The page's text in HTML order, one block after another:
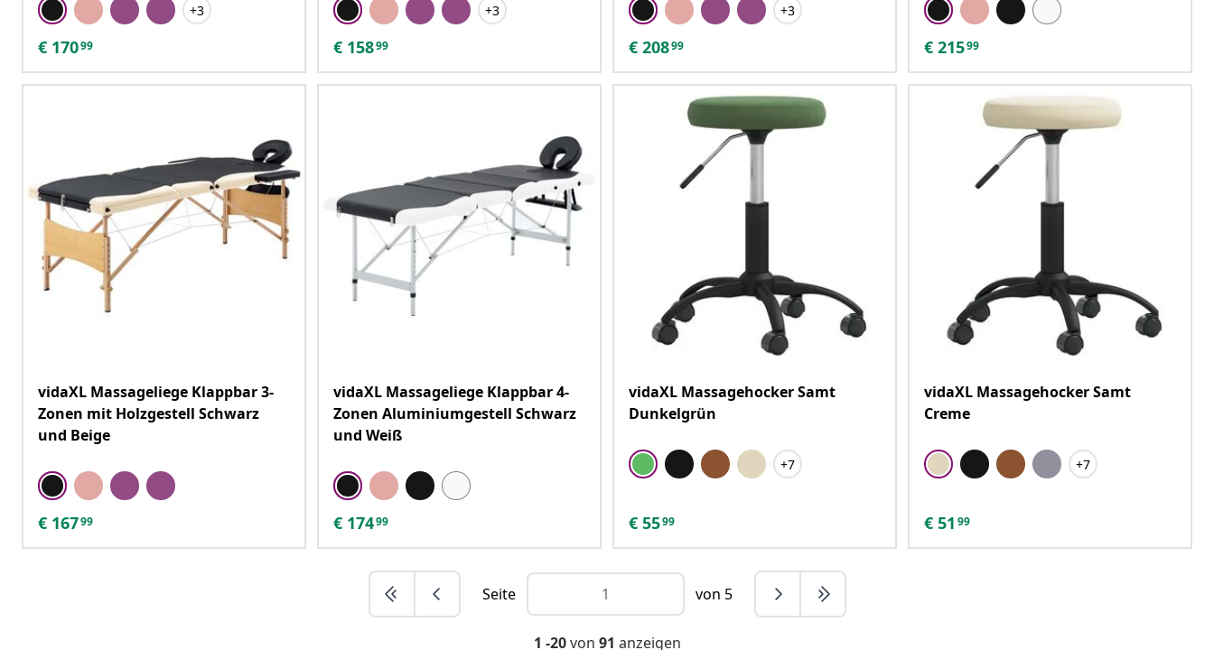
+3
€ 17099
+3
€ 15899
+3
€ 20899 € 21599
vidaXL Massageliege Klappbar 3-
Zonen mit Holzgestell Schwarz
und Beige
€ 16799
vidaXL Massageliege Klappbar 4-
Zonen Aluminiumgestell Schwarz
und Weiß
€ 17499
vidaXL Massagehocker Samt
Dunkelgrün
+7
€ 5599
vidaXL Massagehocker Samt
Creme
+7
€ 51 99
Seite von 5
1 -20von 91 anzeigen